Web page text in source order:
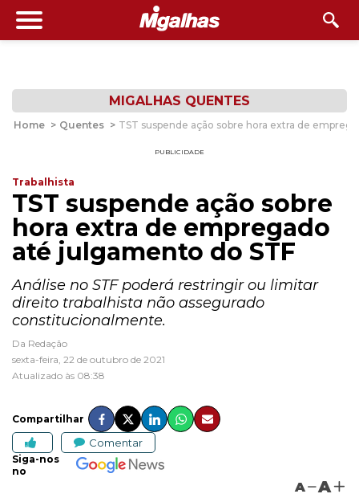
MIGALHAS QUENTES
Home > Quentes > TST suspende ação sobre hora extra de
PUBLICIDADE
Trabalhista
TST suspende ação sobre
hora extra de empregado
até julgamento do STF
Análise no STF poderá restringir ou limitar
direito trabalhista não assegurado
constitucionalmente.
Da Redação
sexta-feira, 22 de outubro de 2021
Atualizado às 08:38
Compartilhar
Comentar
Siga-nos
no
A A